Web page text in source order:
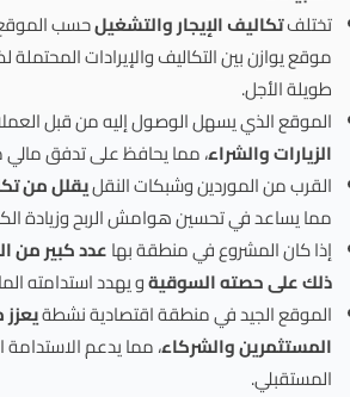
تختلفتكاليف الإيجار والتشغيلحسب
موقع يوازن بين التكاليف والإيرادات
طويلة الأجل.
الموقع الذي يسهل الوصول إليه من قبل
الزيارات والشراء، مما يحافظ على تدفق
القرب من الموردين وشبكات النقليقلل من
مما يساعد في تحسين هوامش الربح وزيادة
إذا كان المشروع في منطقة بهاعدد كبير من
ذلك على حصته السوقيةو يهدد استدامته
الموقع الجيد في منطقة اقتصادية نشطة
المستثمرين والشركاء، مما يدعم الاستدامة
المستقبلي.